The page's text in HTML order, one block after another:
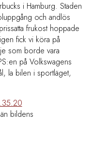
i Hamburg. Staden
och andlös
frukost hoppade
fick vi köra på
som borde vara
på Volkswagens
la bilen i sportläget,
bildens